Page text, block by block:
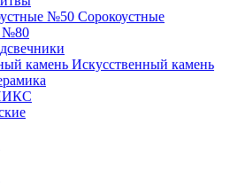
№50 Сорокоустные
№80
Искусственный камень